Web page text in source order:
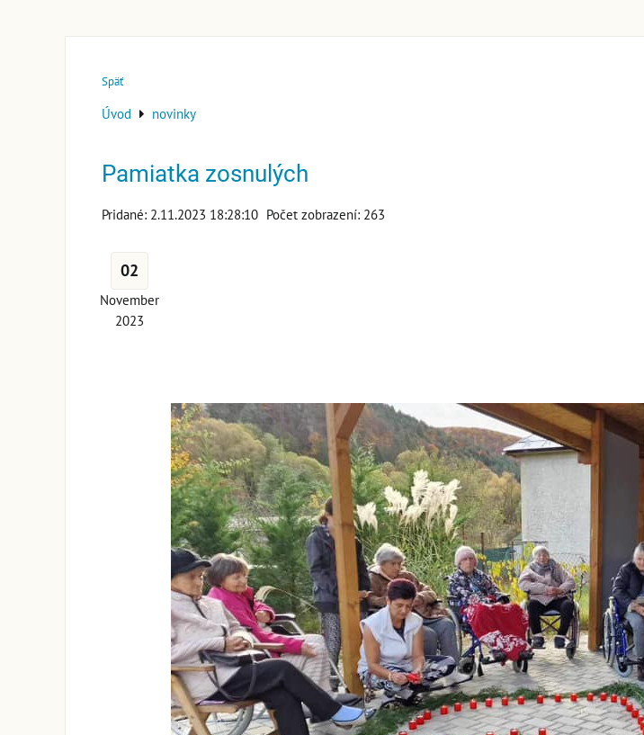
Späť
Úvod
novinky
Pamiatka zosnulých
Pridané: 2.11.2023 18:28:10 Počet zobrazení: 263
02
November
2023